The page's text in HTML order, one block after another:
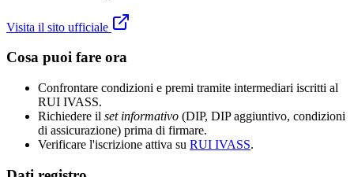
Visita il sito ufficiale
Cosa puoi fare ora
Confrontare condizioni e premi tramite intermediari iscritti al
RUI IVASS.
Richiedere il set informativo (DIP, DIP aggiuntivo, condizioni
di assicurazione) prima di firmare.
Verificare l'iscrizione attiva su RUI IVASS.